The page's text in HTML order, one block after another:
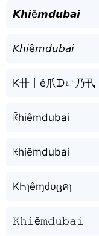
𝙆𝙝𝙞ê𝙢𝙙𝙪𝙗𝙖𝙞
𝘒𝘩𝘪ê𝘮𝘥𝘶𝘣𝘢𝘪
K卄丨ê爪ᗪㄩ乃卂
ꀗhiêmdubai
ꀘhiêmdubai
KҺɿêɱძυცคɿ
𝙺𝚑𝚒ê𝚖𝚍𝚞𝚋𝚊𝚒